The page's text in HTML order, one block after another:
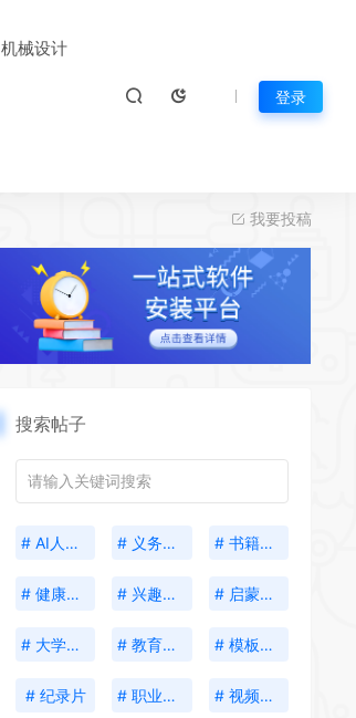
机械设计
登录
我要投稿
搜索帖子
# AI人工智能 # 义务教育 # 书籍分享
# 健康生活 # 兴趣培养 # 启蒙教育
# 大学资料 # 教育考试 # 模板插件
# 纪录片 # 职业发展 # 视频创作